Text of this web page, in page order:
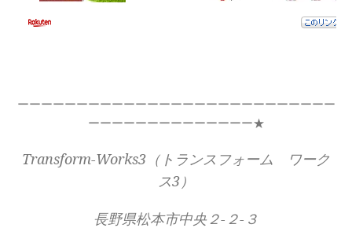
ーーーーーーーーーーーーーーーーーーーーーーーーーーー
ーーーーーーーーーーーーーー★
Transform-Works3（トランスフォーム ワーク
ス3）
長野県松本市中央２-２-３